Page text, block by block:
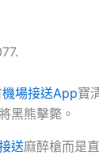
機場接送App寶
黑熊擊斃。
送麻醉槍而是